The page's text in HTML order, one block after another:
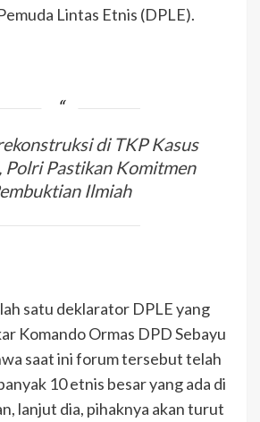
Lintas Etnis (DPLE).
di TKP Kasus
Polri Pastikan Komitmen
Ilmiah
satu deklarator DPLE yang
Komando Ormas DPD Sebayu
saat ini forum tersebut telah
10 etnis besar yang ada di
lanjut dia, pihaknya akan turut